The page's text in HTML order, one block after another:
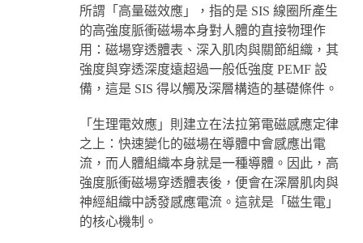
所謂「高量磁效應」，指的是 SIS 線圈所產生
的高強度脈衝磁場本身對人體的直接物理作
用：磁場穿透體表、深入肌肉與關節組織，其
強度與穿透深度遠超過一般低強度 PEMF 設
備，這是 SIS 得以觸及深層構造的基礎條件。
「生理電效應」則建立在法拉第電磁感應定律
之上：快速變化的磁場在導體中會感應出電
流，而人體組織本身就是一種導體。因此，高
強度脈衝磁場穿透體表後，便會在深層肌肉與
神經組織中誘發感應電流。這就是「磁生電」
的核心機制。